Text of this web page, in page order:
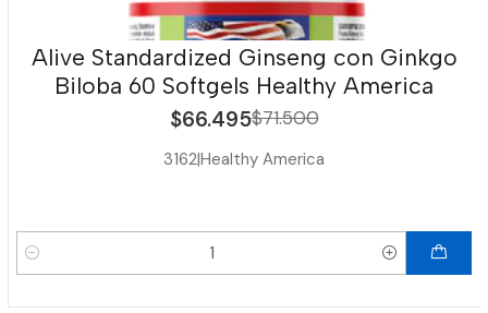
Alive Standardized Ginseng con Ginkgo
Biloba 60 Softgels Healthy America
$66.495$71.500
3162|Healthy America
Cantidad